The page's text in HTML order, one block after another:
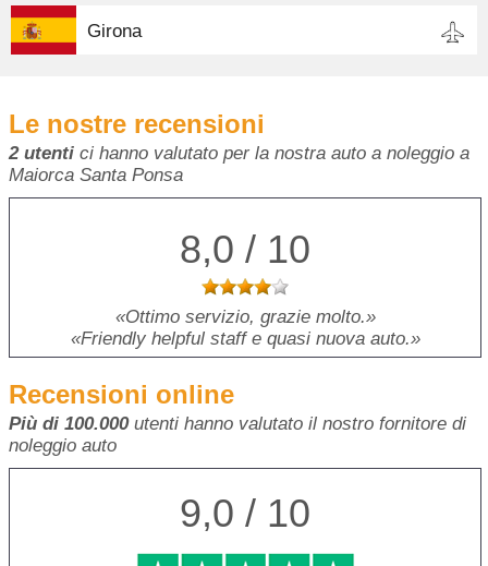
Girona
Le nostre recensioni
2 utenti ci hanno valutato per la nostra auto a noleggio a
Maiorca Santa Ponsa
8,0 / 10
Ottimo servizio, grazie molto.
Friendly helpful staff e quasi nuova auto.
Recensioni online
Più di 100.000utenti hanno valutato il nostro fornitore di
noleggio auto
9,0 / 10